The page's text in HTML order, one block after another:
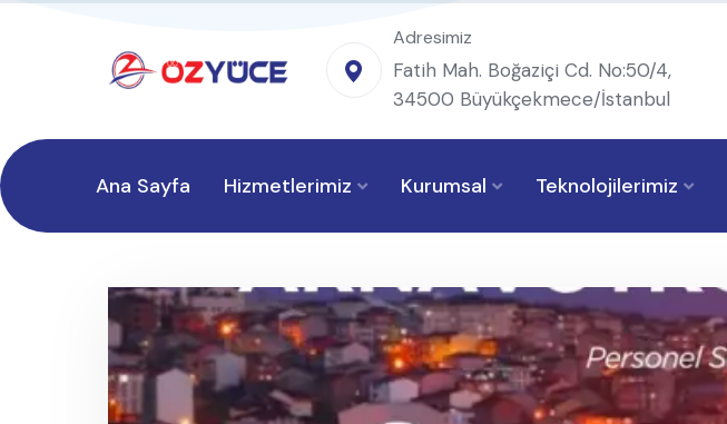
Adresimiz
Fatih Mah. Boğaziçi Cd. No:50/4,
34500 Büyükçekmece/İstanbul
Ana Sayfa Hizmetlerimiz Kurumsal Teknolojilerimiz